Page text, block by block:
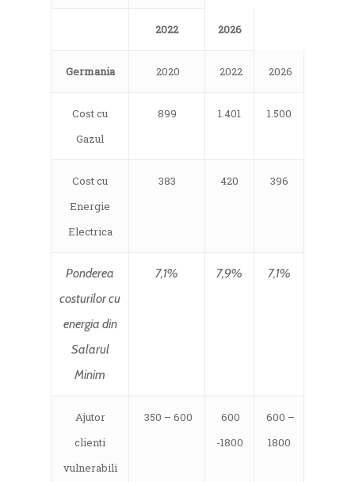
2022 2026
Germania 2020 2022 2026
Cost cu
Gazul
899 1.401 1.500
Cost cu
Energie
Electrica
383 420 396
Ponderea
costurilor cu
energia din
Salarul
Minim
7,1% 7,9% 7,1%
Ajutor
clienti
vulnerabili
350 – 600
600
-1800
600 –
1800